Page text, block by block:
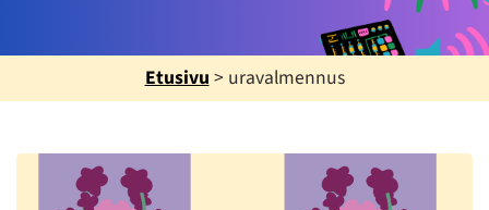
Etusivu > uravalmennus